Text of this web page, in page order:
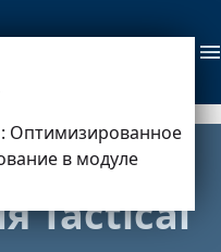
Оптимизированное
в модуле
Tactical